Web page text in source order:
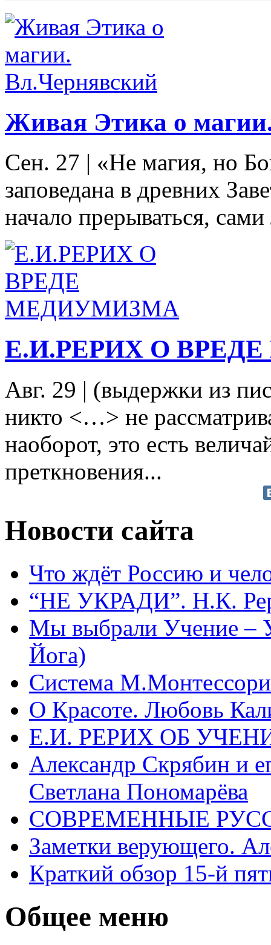
Живая Этика о
Сен. 27 | «Не магия, но
заповедана в древних
начало прерываться,
Е.И.РЕРИХ О
Авг. 29 | (выдержки из
никто <…> не
наоборот, это есть
преткновения...
Новости сайта
Что ждёт Россию и
“НЕ УКРАДИ”. Н.К.
Мы выбрали Учение –
Йога)
Система М.Монтессори
О Красоте. Любовь
Е.И. РЕРИХ ОБ
Александр Скрябин и
Светлана Пономарёва
СОВРЕМЕННЫЕ
Заметки верующего.
Краткий обзор 15-й
Общее меню